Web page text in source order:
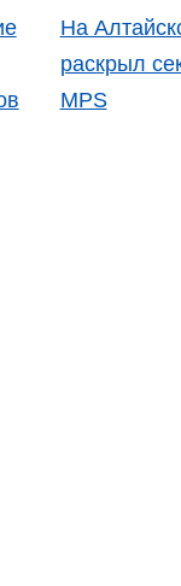
На
раскрыл
MPS